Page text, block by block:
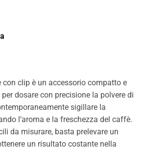
clip è un accessorio compatto e
dosare con precisione la polvere di
sigillare la
l’aroma e la freschezza del caffè.
da misurare, basta prelevare un
un risultato costante nella